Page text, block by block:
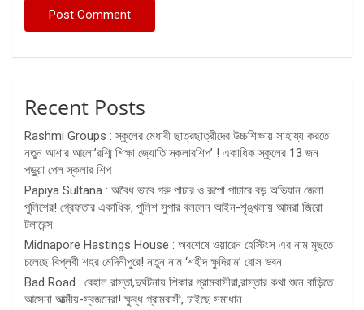
Recent Posts
Rashmi Groups : স্কুলের মেধাবী ছাত্রছাত্রীদের উচ্চশিক্ষায় সাহায্য করতে
নতুন আশার আলো’রশ্মি শিক্ষা জ্যোতি স্কলারশিপ’ ! একাধিক স্কুলের 13 জন
পড়ুয়া পেল স্কলার শিপ
Papiya Sultana : অবৈধ ভাবে গরু পাচার ও রূপো পাচারে বড় অভিযান জেলা
পুলিশের! গ্রেফতার একাধিক, পুলিশ সুপার বললেন আইন-শৃঙ্খলায় আমরা জিরো
টলারেন্স
Midnapore Hastings House : অবশেষে ওয়ারেন হেস্টিংস এর নাম মুছতে
চলেছে বিপ্লবী শহর মেদিনীপুরে! নতুন নাম ‘শহীদ ক্ষুদিরাম’ বোস ভবন
Bad Road : বেহাল রাস্তা,দুর্ঘটনায় শিকার গ্রামবাসীরা,রাস্তার কথা শুনে বাড়িতে
আসেনা আত্মীয়-স্বজনেরা! ক্ষুব্ধ গ্রামবাসী, চাইছে সমাধান